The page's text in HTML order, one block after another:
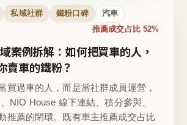
私域社群 鐵粉口碑 汽車
推薦成交占比 52%
案例拆解：如何把買車的人，
賣車的鐵粉？
買過車的人，而是當社群成員運營，
NIO House 線下連結、積分參與、
推薦的閉環。既有車主推薦成交占比